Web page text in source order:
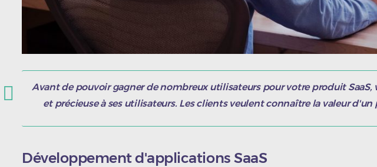
Avant de pouvoir gagner de nombreux utilisateurs pour votre produit
et précieuse à ses utilisateurs. Les clients veulent connaître la valeur
Développement d'applications SaaS